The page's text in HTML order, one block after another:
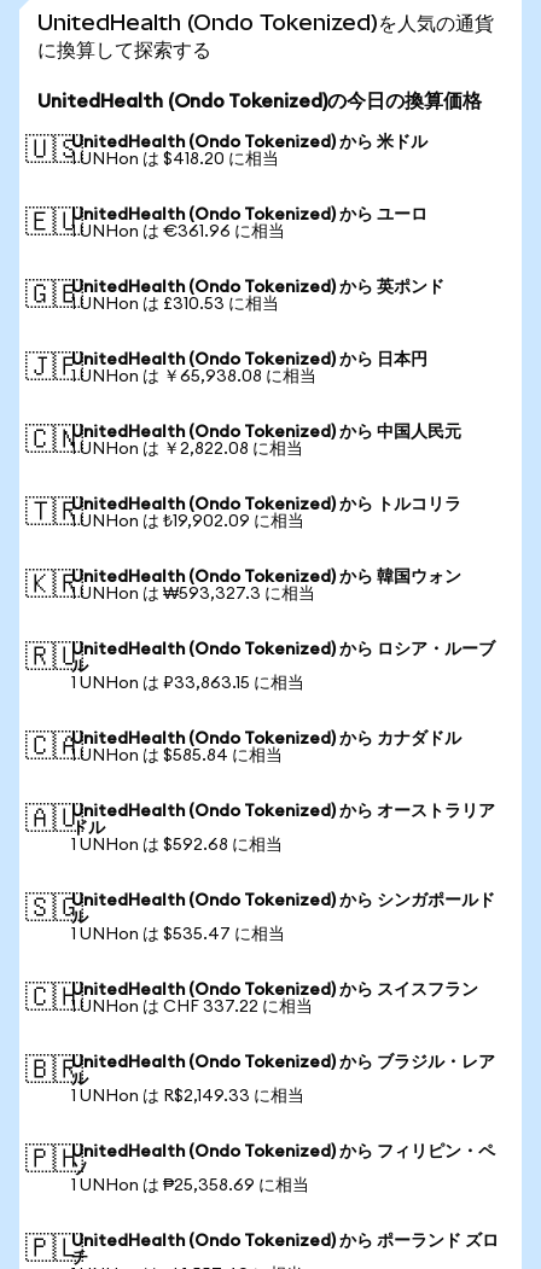
UnitedHealth (Ondo Tokenized)を人気の通貨
に換算して探索する
UnitedHealth (Ondo Tokenized)の今日の換算価格
🇺🇸UnitedHealth (Ondo Tokenized) から 米ドル
1 UNHon は $418.20 に相当
🇪🇺UnitedHealth (Ondo Tokenized) から ユーロ
1 UNHon は €361.96 に相当
🇬🇧UnitedHealth (Ondo Tokenized) から 英ポンド
1 UNHon は £310.53 に相当
🇯🇵UnitedHealth (Ondo Tokenized) から 日本円
1 UNHon は ￥65,938.08 に相当
🇨🇳UnitedHealth (Ondo Tokenized) から 中国人民元
1 UNHon は ￥2,822.08 に相当
🇹🇷UnitedHealth (Ondo Tokenized) から トルコリラ
1 UNHon は ₺19,902.09 に相当
🇰🇷UnitedHealth (Ondo Tokenized) から 韓国ウォン
1 UNHon は ₩593,327.3 に相当
🇷🇺UnitedHealth (Ondo Tokenized) から ロシア・ルーブ
ル
1 UNHon は ₽33,863.15 に相当
🇨🇦UnitedHealth (Ondo Tokenized) から カナダドル
1 UNHon は $585.84 に相当
🇦🇺UnitedHealth (Ondo Tokenized) から オーストラリア
ドル
1 UNHon は $592.68 に相当
🇸🇬UnitedHealth (Ondo Tokenized) から シンガポールド
ル
1 UNHon は $535.47 に相当
🇨🇭UnitedHealth (Ondo Tokenized) から スイスフラン
1 UNHon は CHF 337.22 に相当
🇧🇷UnitedHealth (Ondo Tokenized) から ブラジル・レア
ル
1 UNHon は R$2,149.33 に相当
🇵🇭UnitedHealth (Ondo Tokenized) から フィリピン・ペ
ソ
1 UNHon は ₱25,358.69 に相当
🇵🇱UnitedHealth (Ondo Tokenized) から ポーランド ズロ
チ